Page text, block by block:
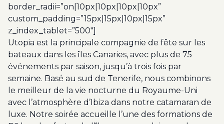
border_radii=”on|10px|10px|10px|10px”
custom_padding=”15px|15px|10px|15px”
z_index_tablet=”500″]
Utopia est la principale compagnie de fête sur les
bateaux dans les îles Canaries, avec plus de 75
événements par saison, jusqu’à trois fois par
semaine. Basé au sud de Tenerife, nous combinons
le meilleur de la vie nocturne du Royaume-Uni
avec l’atmosphère d’Ibiza dans notre catamaran de
luxe. Notre soirée accueille l’une des formations de